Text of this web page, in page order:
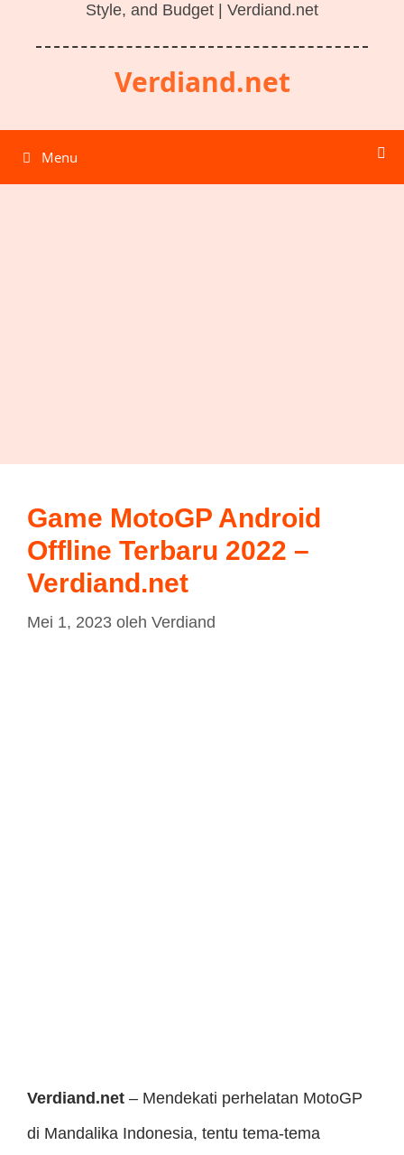
Style, and Budget | Verdiand.net
Verdiand.net
Menu
Game MotoGP Android
Offline Terbaru 2022 –
Verdiand.net
Mei 1, 2023 oleh Verdiand
Verdiand.net – Mendekati perhelatan MotoGP
di Mandalika Indonesia, tentu tema-tema